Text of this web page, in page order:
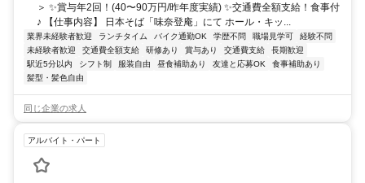
＞ ✨賞与年2回！(40〜90万円/昨年度実績) ✨交通費全額支給！食事付
♪ 【仕事内容】 日本そば「味奈登庵」にて ホール・キッ...
業界未経験者歓迎 ランチタイム バイク通勤OK 学歴不問 職場見学可
経験不問
未経験者歓迎
交通費全額支給 研修あり 賞与あり 交通費支給
長期歓迎
駅近5分以内
シフト制 服装自由 昼食補助あり 友達と応募OK
食事補助あり
髪型・髪色自由
同じ企業の求人
アルバイト・パート